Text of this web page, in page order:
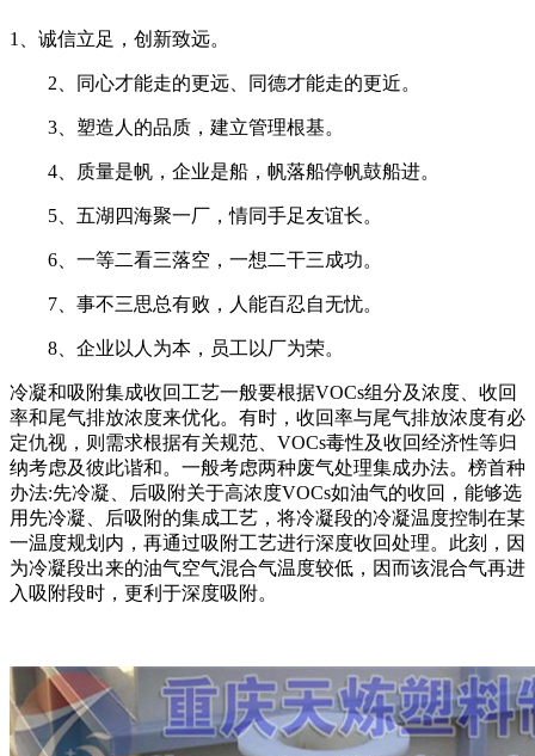
1、诚信立足，创新致远。
2、同心才能走的更远、同德才能走的更近。
3、塑造人的品质，建立管理根基。
4、质量是帆，企业是船，帆落船停帆鼓船进。
5、五湖四海聚一厂，情同手足友谊长。
6、一等二看三落空，一想二干三成功。
7、事不三思总有败，人能百忍自无忧。
8、企业以人为本，员工以厂为荣。
冷凝和吸附集成收回工艺一般要根据VOCs组分及浓度、收回
率和尾气排放浓度来优化。有时，收回率与尾气排放浓度有必
定仇视，则需求根据有关规范、VOCs毒性及收回经济性等归
纳考虑及彼此谐和。一般考虑两种废气处理集成办法。榜首种
办法:先冷凝、后吸附关于高浓度VOCs如油气的收回，能够选
用先冷凝、后吸附的集成工艺，将冷凝段的冷凝温度控制在某
一温度规划内，再通过吸附工艺进行深度收回处理。此刻，因
为冷凝段出来的油气空气混合气温度较低，因而该混合气再进
入吸附段时，更利于深度吸附。